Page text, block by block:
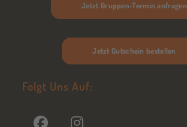
Jetzt Gruppen-Termin anfragen
Jetzt Gutschein bestellen
Folgt Uns Auf: